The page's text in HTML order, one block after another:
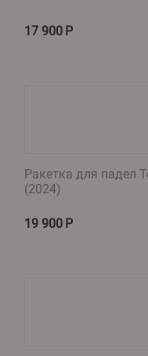
17 900 Р
Ракетка для падел
(2024)​
19 900 Р